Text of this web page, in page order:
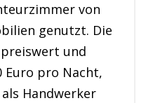
von
genutzt. Die
und
Euro pro Nacht,
Handwerker